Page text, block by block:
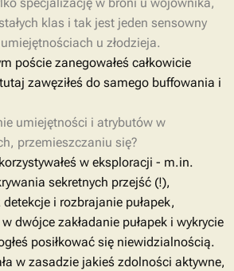
klas i tak jest jeden sensowny
u złodzieja.
poście zanegowałeś całkowicie
zawęziłeś do samego buffowania i
umiejętności i atrybutów w
przemieszczaniu się?
w eksploracji - m.in.
sekretnych przejść (!),
i rozbrajanie pułapek,
dwójce zakładanie pułapek i wykrycie
posiłkować się niewidzialnością.
w zasadzie jakieś zdolności aktywne,